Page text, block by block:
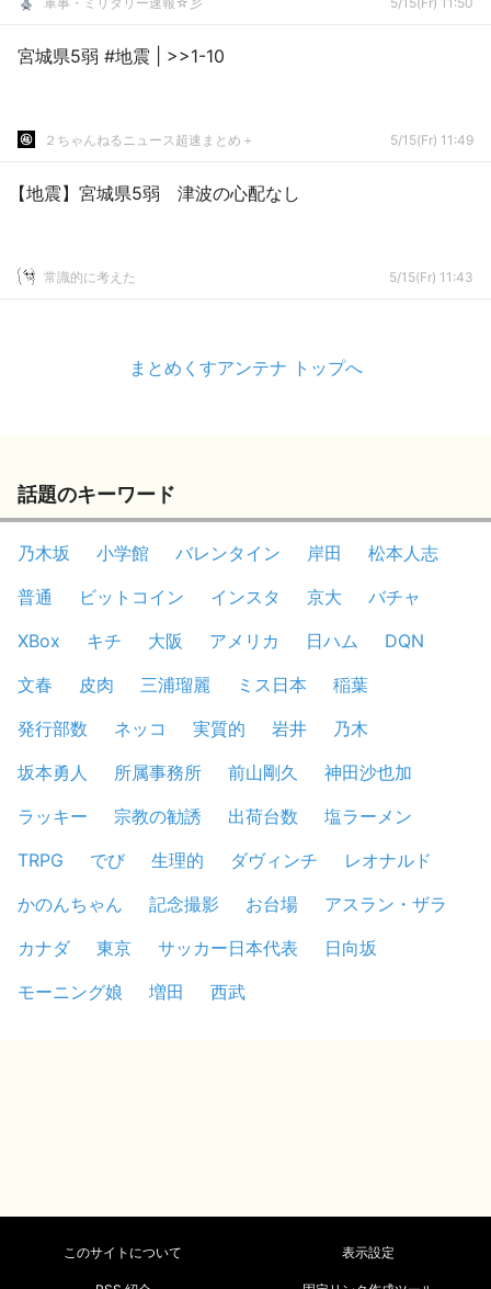
宮城県5弱 #地震 | >>1-10
２ちゃんねるニュース超速まとめ＋ 5/15(Fr) 11:49
【地震】宮城県5弱 津波の心配なし
常識的に考えた 5/15(Fr) 11:43
まとめくすアンテナ トップへ
話題のキーワード
乃木坂 小学館 バレンタイン 岸田
松本人志
普通
ビットコイン インスタ 京大
バチャ
XBox
キチ 大阪 アメリカ 日ハム
DQN
文春
皮肉 三浦瑠麗 ミス日本
稲葉
発行部数
ネッコ 実質的 岩井
乃木
坂本勇人
所属事務所 前山剛久
神田沙也加
ラッキー
宗教の勧誘 出荷台数
塩ラーメン
TRPG
でび 生理的 ダヴィンチ
レオナルド
かのんちゃん
記念撮影 お台場
アスラン・ザラ
カナダ
東京 サッカー日本代表
日向坂
モーニング娘
増田 西武
このサイトについて 表示設定